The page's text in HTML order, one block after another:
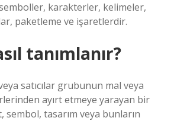
karakterler, kelimeler,
paketleme ve işaretlerdir.
tanımlanır?
satıcılar grubunun mal veya
ayırt etmeye yarayan bir
sembol, tasarım veya bunların